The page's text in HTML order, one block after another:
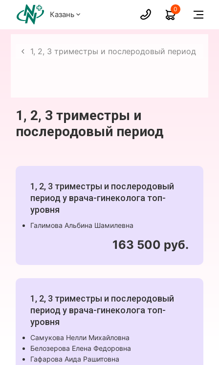
Казань
0
1, 2, 3 триместры и послеродовый период
1, 2, 3 триместры и
послеродовый период
1, 2, 3 триместры и послеродовый
период у врача-гинеколога топ-
уровня
Галимова Альбина Шамилевна
163 500 руб.
1, 2, 3 триместры и послеродовый
период у врача-гинеколога топ-
уровня
Самукова Нелли Михайловна
Белозерова Елена Федоровна
Гафарова Аида Рашитовна